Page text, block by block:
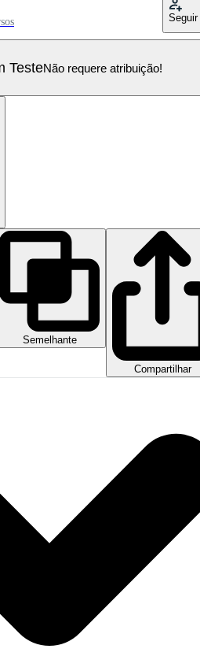
Seguir
TesteNão requere atribuição!
Semelhante
Compartilhar